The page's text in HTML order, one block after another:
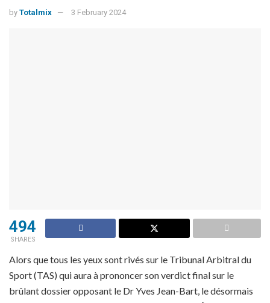
by Totalmix 3 February 2024
494
SHARES
Alors que tous les yeux sont rivés sur le Tribunal Arbitral du
Sport (TAS) qui aura à prononcer son verdict final sur le
brûlant dossier opposant le Dr Yves Jean-Bart, le désormais